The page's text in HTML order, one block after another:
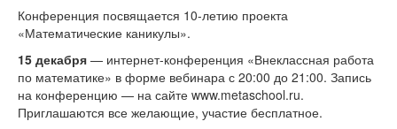
Учитель
Конференция посвящается 10-летию проекта
«Математические каникулы».
15 декабря — интернет-конференция «Внеклассная работа
по математике» в форме вебинара с 20:00 до 21:00. Запись
на конференцию — на сайте www.metaschool.ru.
Приглашаются все желающие, участие бесплатное.